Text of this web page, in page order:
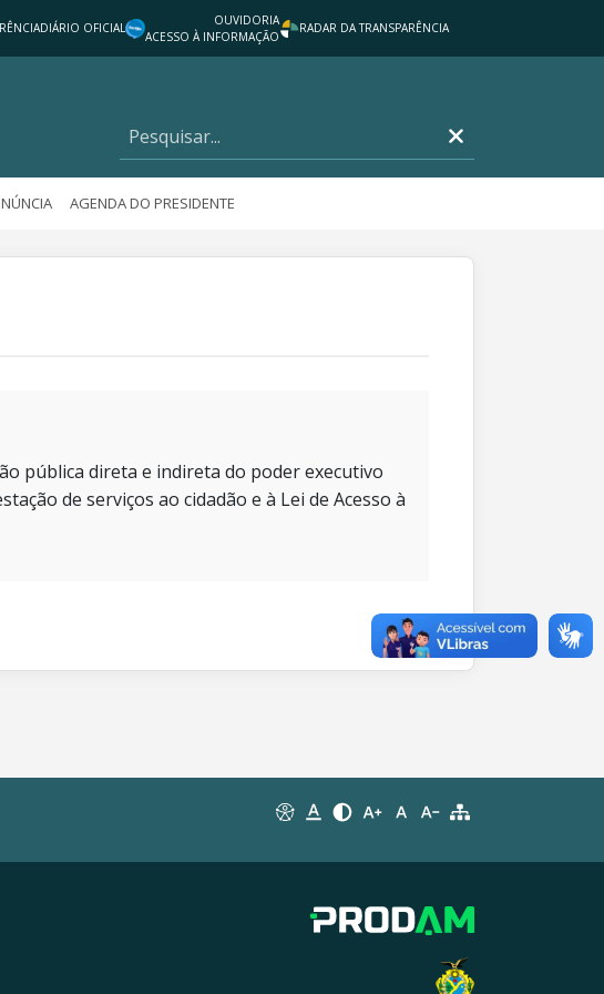
DIÁRIO OFICIAL
OUVIDORIA
ACESSO À INFORMAÇÃO
RADAR DA TRANSPARÊNCIA
AGENDA DO PRESIDENTE
pública direta e indireta do poder executivo
de serviços ao cidadão e à Lei de Acesso à